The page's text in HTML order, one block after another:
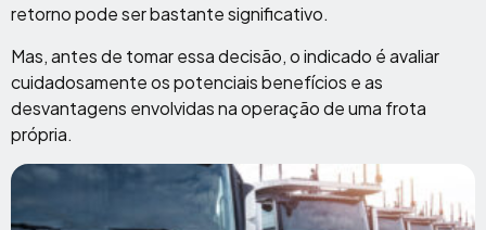
retorno pode ser bastante significativo.
Mas, antes de tomar essa decisão, o indicado é avaliar
cuidadosamente os potenciais benefícios e as
desvantagens envolvidas na operação de uma frota
própria.